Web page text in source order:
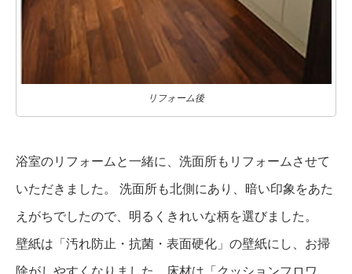
リフォーム後
浴室のリフォームと一緒に、洗面所もリフォームさせて
いただきました。 洗面所も北側にあり、暗い印象をあた
えがちでしたので、明るくきれいな柄を選びました。
壁紙は「汚れ防止・抗菌・表面硬化」の壁紙にし、お掃